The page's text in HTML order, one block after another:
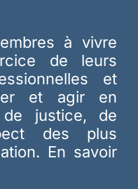
à vivre
de leurs
et
et agir en
justice, de
des plus
En savoir